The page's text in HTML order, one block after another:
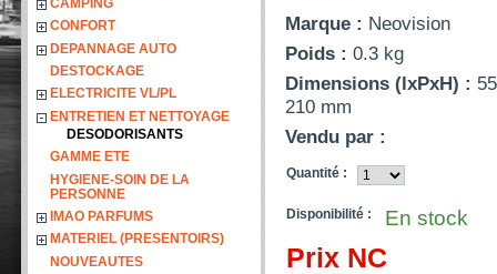
CONFORT
DEPANNAGE AUTO
DESTOCKAGE
ELECTRICITE VL/PL
ENTRETIEN ET NETTOYAGE
DESODORISANTS
GAMME ETE
HYGIENE-SOIN DE LA
PERSONNE
IMAO PARFUMS
MATERIEL (PRESENTOIRS)
NOUVEAUTES
Marque : Neovision
Poids :0.3 kg
Dimensions (lxPxH) :
210 mm
Vendu par :
Quantité :
Disponibilité : En stock
Prix NC